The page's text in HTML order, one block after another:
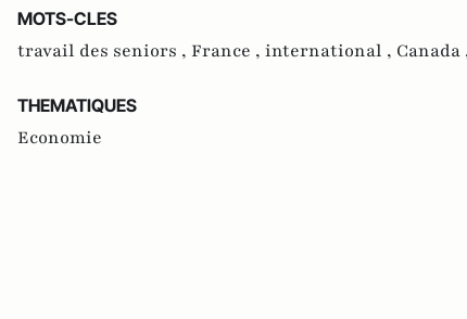
MOTS-CLES
travail des seniors , France , international , Canada
THEMATIQUES
Economie